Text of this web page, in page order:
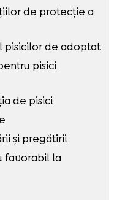
de protecție a
pisicilor de adoptat
pisici
de pisici
și pregătirii
favorabil la